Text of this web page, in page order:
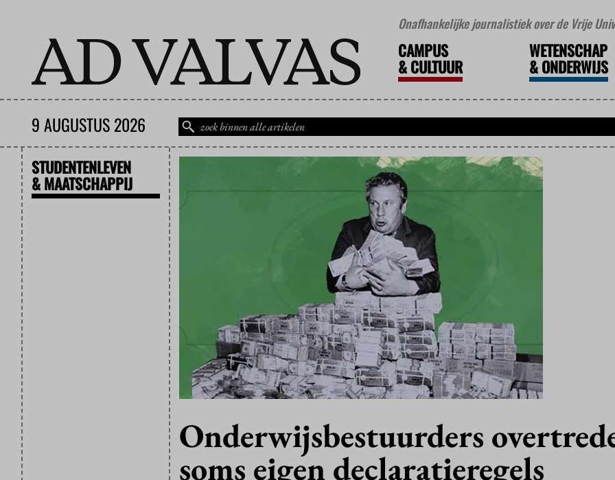
Onafhankelijke journalistiek over de Vrije
CAMPUS
&CULTUUR
WETENSCHAP
&ONDERWIJS
9 AUGUSTUS 2026
STUDENTENLEVEN
& MAATSCHAPPIJ
Onderwijsbestuurders
soms eigen declaratieregels